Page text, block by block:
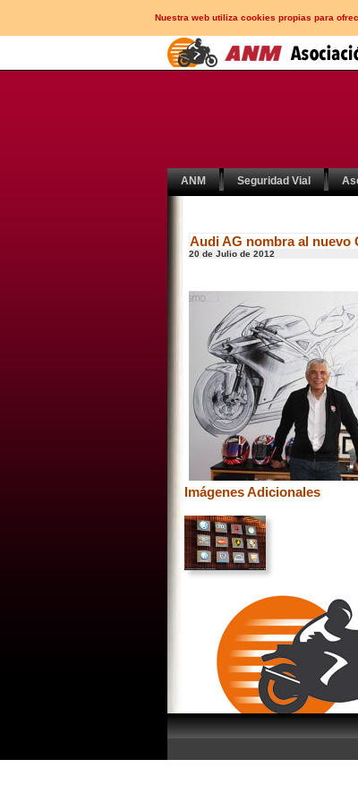
Nuestra web utiliza cookies propias para
ANM Seguridad Vial
Audi AG nombra al
20 de Julio de 2012
Imágenes Adicionales